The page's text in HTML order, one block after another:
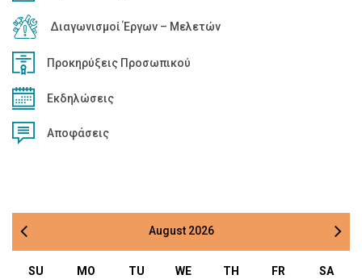
Διαγωνισμοί Έργων – Μελετών
Προκηρύξεις Προσωπικού
Εκδηλώσεις
Αποφάσεις
August 2026
SU MO TU WE TH FR SA